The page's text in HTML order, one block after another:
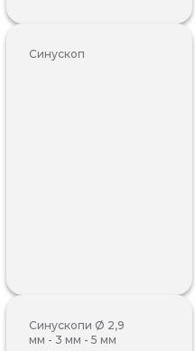
Синускоп
Синускопи Ø 2,9
мм - 3 мм - 5 мм